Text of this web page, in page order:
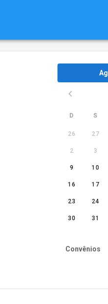
D S
26 27
2 3
9 10
16 17
23 24
30 31
Convênios